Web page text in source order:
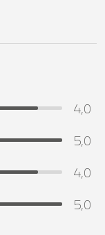
4,0
5,0
4,0
5,0